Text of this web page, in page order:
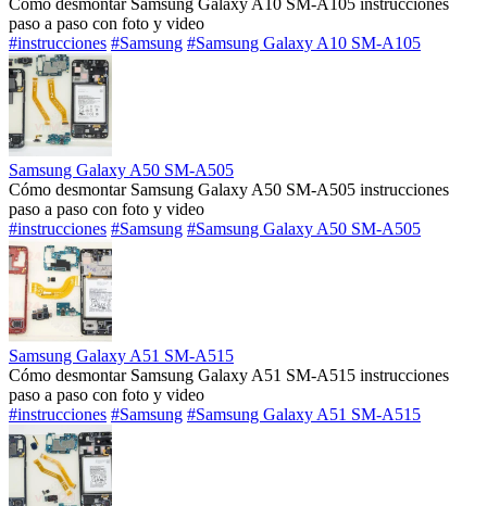
Cómo desmontar Samsung Galaxy A10 SM-A105 instrucciones
paso a paso con foto y video
#instrucciones #Samsung #Samsung Galaxy A10 SM-A105
Samsung Galaxy A50 SM-A505
Cómo desmontar Samsung Galaxy A50 SM-A505 instrucciones
paso a paso con foto y video
#instrucciones #Samsung #Samsung Galaxy A50 SM-A505
Samsung Galaxy A51 SM-A515
Cómo desmontar Samsung Galaxy A51 SM-A515 instrucciones
paso a paso con foto y video
#instrucciones #Samsung #Samsung Galaxy A51 SM-A515